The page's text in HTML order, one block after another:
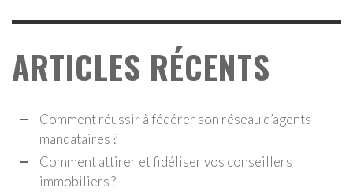
ARTICLES RÉCENTS
Comment réussir à fédérer son réseau d’agents
mandataires ?
Comment attirer et fidéliser vos conseillers
immobiliers ?